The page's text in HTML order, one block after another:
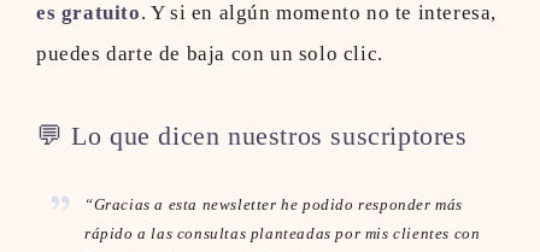
es gratuito. Y si en algún momento no te interesa,
puedes darte de baja con un solo clic.
💬 Lo que dicen nuestros suscriptores
“Gracias a esta newsletter he podido responder más
rápido a las consultas planteadas por mis clientes con